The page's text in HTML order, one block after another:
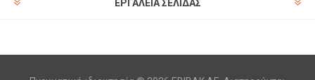
ΕΡΓΑΛΕΊΑ ΣΕΛΊΔΑΣ